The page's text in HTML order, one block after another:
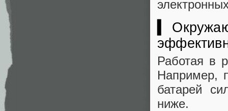
▍
Работая в
Например,
батарей
ниже.